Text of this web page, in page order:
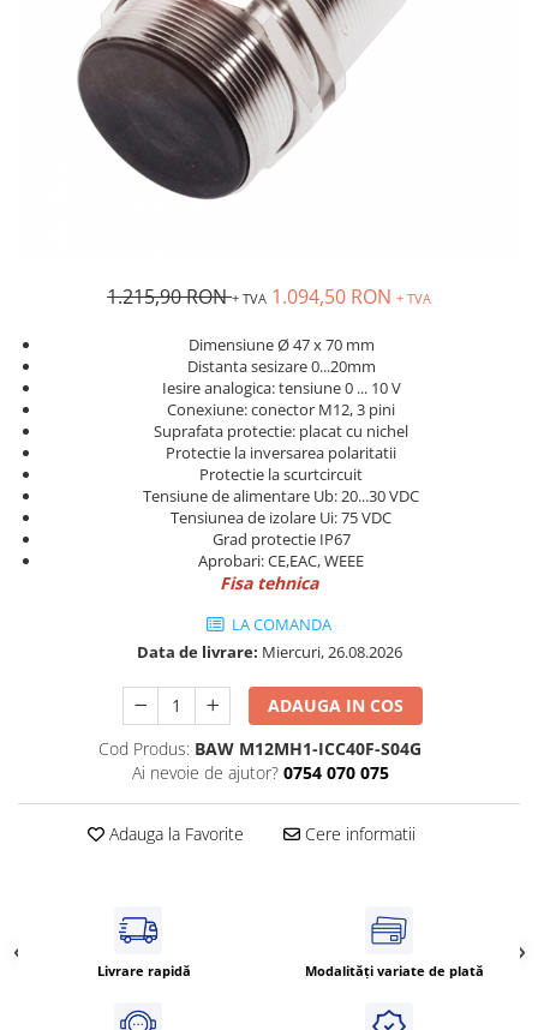
Router si switch-uri industriale
Afisoare digitale
Senzori distanta
Senzori fotoelectrici
Senzori inductivi
Senzori magnetici-rezistivi
Senzori ultrasonici
TRIO-PS
TRIO-UPS
Contactoare
Butoane si accesorii
Cam Switches
Cleme sir
Accesorii cleme
Cleme 10mm
Cleme 2.5mm
Cleme 4mm
1.215,90 RON+ TVA 1.094,50 RON + TVA
Dimensiune Ø 47 x 70 mm
Distanta sesizare 0...20mm
Iesire analogica: tensiune 0 ... 10 V
Conexiune: conector M12, 3 pini
Suprafata protectie: placat cu nichel
Protectie la inversarea polaritatii
Protectie la scurtcircuit
Tensiune de alimentare Ub: 20...30 VDC
Tensiunea de izolare Ui: 75 VDC
Grad protectie IP67
Aprobari: CE,EAC, WEEE
Fisa tehnica
LA COMANDA
Data de livrare: Miercuri, 26.08.2026
ADAUGA IN COS
Cod Produs: BAW M12MH1-ICC40F-S04G
Ai nevoie de ajutor? 0754 070 075
Adauga la Favorite Cere informatii
Livrare rapidă Modalități variate de plată